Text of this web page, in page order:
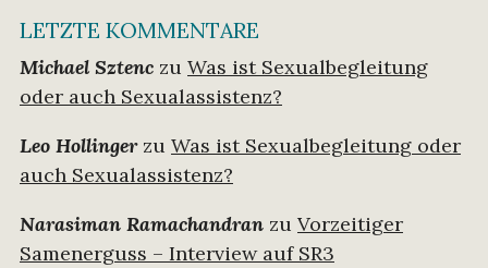
LETZTE KOMMENTARE
Michael Sztenc zu Was ist Sexualbegleitung
oder auch Sexualassistenz?
Leo Hollingerzu Was ist Sexualbegleitung oder
auch Sexualassistenz?
Narasiman Ramachandran zu Vorzeitiger
Samenerguss – Interview auf SR3